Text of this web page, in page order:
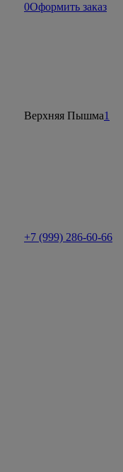
0Оформить заказ
Верхняя Пышма1
+7 (999) 286-60-66